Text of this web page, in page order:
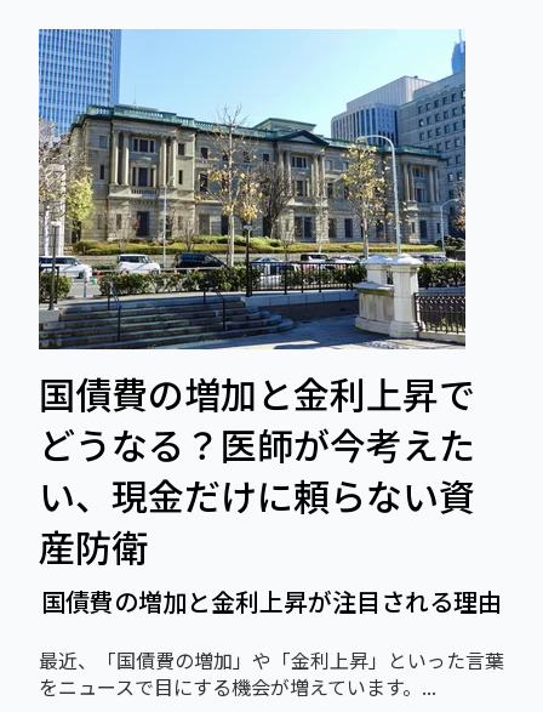
国債費の増加と金利上昇で
どうなる？医師が今考えた
い、現金だけに頼らない資
産防衛
国債費の増加と金利上昇が注目される理由
最近、「国債費の増加」や「金利上昇」といった言葉
をニュースで目にする機会が増えています。...